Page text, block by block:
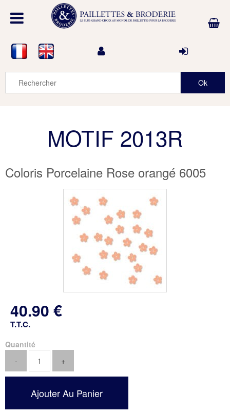
MOTIF 2013R
Coloris Porcelaine Rose orangé 6005
40.90 €
T.T.C.
Quantité